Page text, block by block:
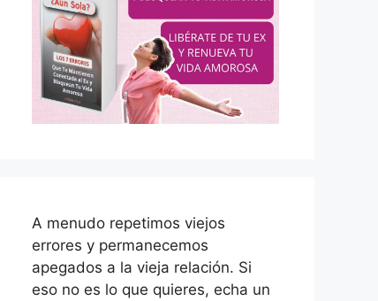
A menudo repetimos viejos
errores y permanecemos
apegados a la vieja relación. Si
eso no es lo que quieres, echa un